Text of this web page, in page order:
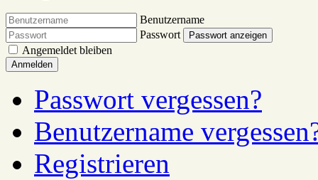
Benutzername
Passwort
Passwort anzeigen
Angemeldet bleiben
Anmelden
Passwort vergessen?
Benutzername
Registrieren